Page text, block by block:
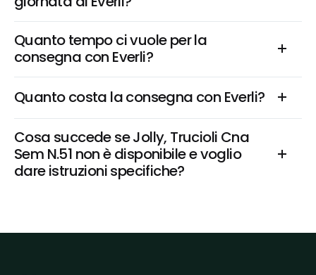
Quanto tempo ci vuole per la
consegna con Everli?
Quanto costa la consegna con Everli?
Cosa succede se Jolly, Trucioli Cna
Sem N.51 non è disponibile e voglio
dare istruzioni specifiche?